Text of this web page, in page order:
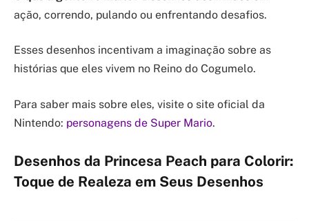
ação, correndo, pulando ou enfrentando desafios.
Esses desenhos incentivam a imaginação sobre as
histórias que eles vivem no Reino do Cogumelo.
Para saber mais sobre eles, visite o site oficial da
Nintendo: personagens de Super Mario.
Desenhos da Princesa Peach para Colorir:
Toque de Realeza em Seus Desenhos